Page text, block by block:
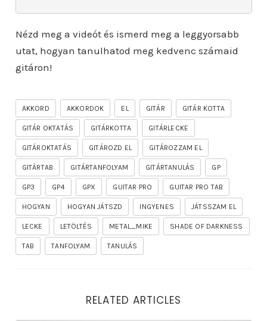
Nézd meg a videót és ismerd meg a leggyorsabb
utat, hogyan tanulhatod meg kedvenc számaid
gitáron!
AKKORD AKKORDOK EL GITÁR GITÁR KOTTA
GITÁR OKTATÁS GITÁRKOTTA GITÁRLECKE
GITÁROKTATÁS GITÁROZD EL GITÁROZZAM EL
GITÁRTAB GITÁRTANFOLYAM GITÁRTANULÁS GP
GP3 GP4 GPX GUITAR PRO GUITAR PRO TAB
HOGYAN HOGYAN JÁTSZD INGYENES JÁTSSZAM EL
LECKE LETÖLTÉS METAL_MIKE SHADE OF DARKNESS
TAB TANFOLYAM TANULÁS
RELATED ARTICLES